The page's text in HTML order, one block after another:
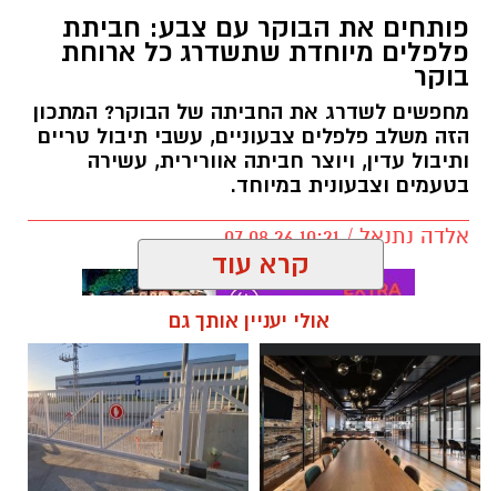
פותחים את הבוקר עם צבע: חביתת
פלפלים מיוחדת שתשדרג כל ארוחת
בוקר
מחפשים לשדרג את החביתה של הבוקר? המתכון
הזה משלב פלפלים צבעוניים, עשבי תיבול טריים
ותיבול עדין, ויוצר חביתה אוורירית, עשירה
בטעמים וצבעונית במיוחד.
אלדה נתנאל / 10:21 07.08.26
תגים:חביתת ירק
קרא עוד
אולי יעניין אותך גם